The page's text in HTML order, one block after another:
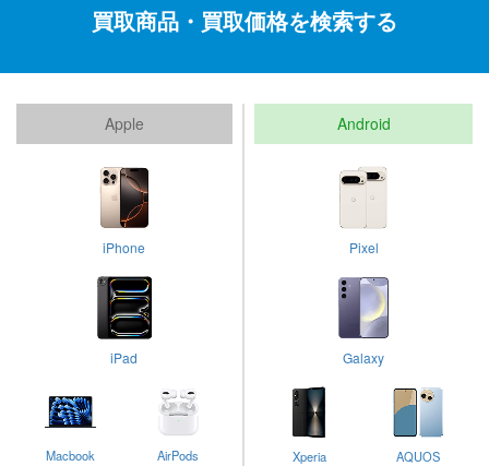
買取商品・買取価格を検索する
Apple
iPhone
iPad
Macbook AirPods
Android
Pixel
Galaxy
Xperia AQUOS